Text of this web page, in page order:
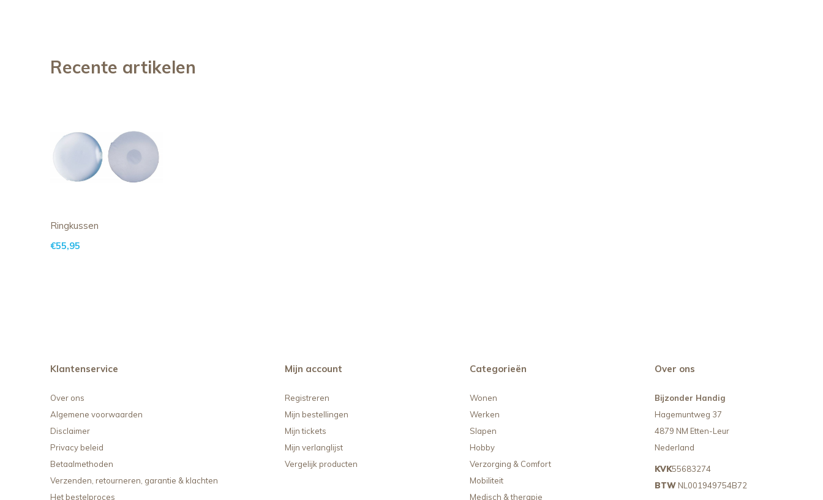
Recente artikelen
Ringkussen
€55,95
Klantenservice
Over ons
Algemene voorwaarden
Disclaimer
Privacy beleid
Betaalmethoden
Verzenden, retourneren, garantie & klachten
Het bestelproces
Mijn account
Registreren
Mijn bestellingen
Mijn tickets
Mijn verlanglijst
Vergelijk producten
Categorieën
Wonen
Werken
Slapen
Hobby
Verzorging & Comfort
Mobiliteit
Medisch & therapie
Over ons
Bijzonder Handig
Hagemuntweg 37
4879 NM Etten-Leur
Nederland
KVK55683274
BTW NL001949754B72